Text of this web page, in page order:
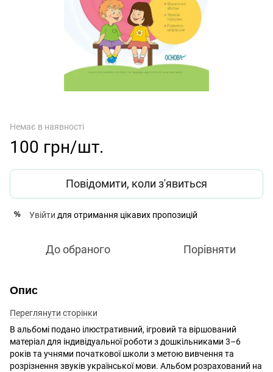
Немає в наявності
100 грн/шт.
Повідомити, коли з'явиться
% Увійти для отримання цікавих пропозицій
До обраного Порівняти
Опис
Переглянути сторінки
В альбомі подано ілюстративний, ігровий та віршований
матеріал для індивідуальної роботи з дошкільниками 3–6
років та учнями початкової школи з метою вивчення та
розрізнення звуків української мови. Альбом розрахований на